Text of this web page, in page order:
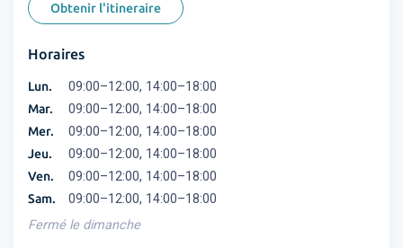
Obtenir l'itineraire
Horaires
Lun. 09:00–12:00, 14:00–18:00
Mar. 09:00–12:00, 14:00–18:00
Mer. 09:00–12:00, 14:00–18:00
Jeu. 09:00–12:00, 14:00–18:00
Ven. 09:00–12:00, 14:00–18:00
Sam.
09:00–12:00, 14:00–18:00
Fermé le dimanche